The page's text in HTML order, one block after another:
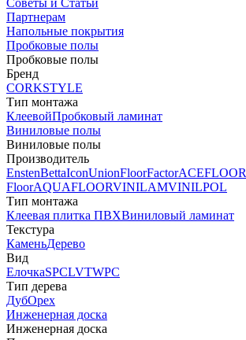
Советы и Статьи
Партнерам
Напольные покрытия
Пробковые полы
Пробковые полы
Бренд
CORKSTYLE
Тип монтажа
КлеевойПробковый ламинат
Виниловые полы
Виниловые полы
Производитель
EnstenBettaIconUnionFloorFactorACEFLOOR
FloorAQUAFLOORVINILAMVINILPOL
Тип монтажа
Клеевая плитка ПВХВиниловый ламинат
Текстура
КаменьДерево
Вид
ЕлочкаSPCLVTWPC
Тип дерева
ДубОрех
Инженерная доска
Инженерная доска